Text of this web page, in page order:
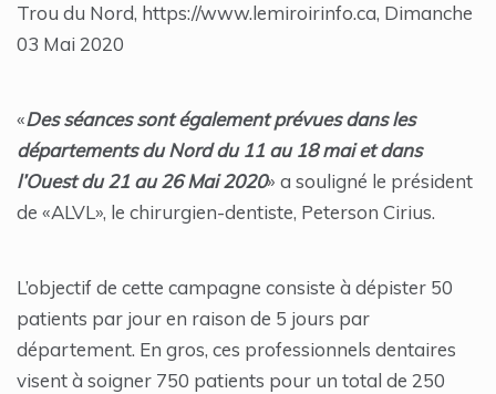
Trou du Nord, https://www.lemiroirinfo.ca, Dimanche
03 Mai 2020
«Des séances sont également prévues dans les
départements du Nord du 11 au 18 mai et dans
l’Ouest du 21 au 26 Mai 2020» a souligné le président
de «ALVL», le chirurgien-dentiste, Peterson Cirius.
L’objectif de cette campagne consiste à dépister 50
patients par jour en raison de 5 jours par
département. En gros, ces professionnels dentaires
visent à soigner 750 patients pour un total de 250